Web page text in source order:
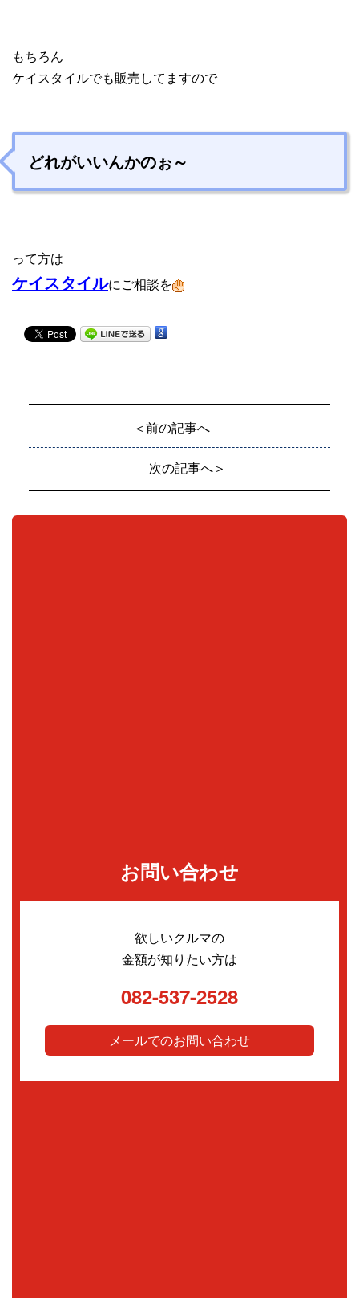
もちろん
ケイスタイルでも販売してますので
どれがいいんかのぉ～
って方は
ケイスタイルにご相談を
＜前の記事へ
次の記事へ＞
お問い合わせ
欲しいクルマの
金額が知りたい方は
082-537-2528
メールでのお問い合わせ